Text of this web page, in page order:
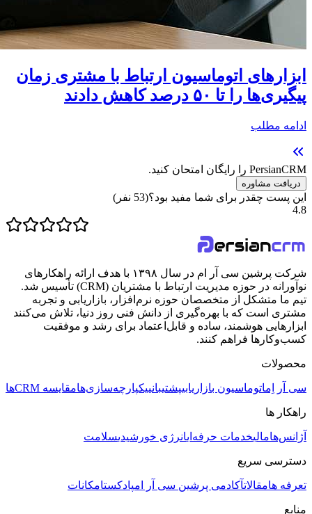
ابزارهای اتوماسیون ارتباط با مشتری زمان
پیگیری‌ها را تا ۵۰ درصد کاهش دادند
ادامه مطلب
PersianCRM را رایگان امتحان کنید.
دریافت مشاوره
این پست چقدر برای شما مفید بود؟(
53 نفر)
4.8
شرکت پرشین سی آر ام در سال ۱۳۹۸ با هدف ارائه راهکارهای
نوآورانه در حوزه مدیریت ارتباط با مشتریان (CRM) تأسیس شد.
تیم ما متشکل از متخصصان حوزه نرم‌افزار، بازاریابی و تجربه
مشتری است که با بهره‌گیری از دانش فنی روز دنیا، تلاش می‌کنند
ابزارهایی هوشمند، ساده و قابل‌اعتماد برای رشد و موفقیت
کسب‌وکارها فراهم کنند.
محصولات
سی آر اِماتوماسیون بازاریابیپشتیبانییکپارچه‌سازی‌هامقایسه CRMها
راهکار ها
آژانس‌هامالیخدمات حرفه‌ایانرژی خورشیدیسلامت
دسترسی سریع
تعرفه هامقالاتآکادمی پرشین سی آر امپادکستامکانات
منابع